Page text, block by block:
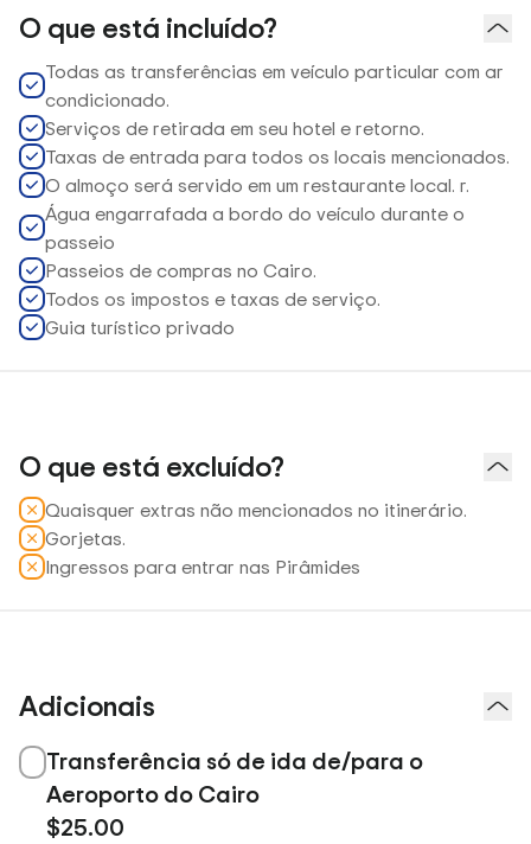
O que está incluído?
Todas as transferências em veículo particular com ar
condicionado.
Serviços de retirada em seu hotel e retorno.
Taxas de entrada para todos os locais mencionados.
O almoço será servido em um restaurante local. r.
Água engarrafada a bordo do veículo durante o
passeio
Passeios de compras no Cairo.
Todos os impostos e taxas de serviço.
Guia turístico privado
O que está excluído?
Quaisquer extras não mencionados no itinerário.
Gorjetas.
Ingressos para entrar nas Pirâmides
Adicionais
Transferência só de ida de/para o
Aeroporto do Cairo
$25.00